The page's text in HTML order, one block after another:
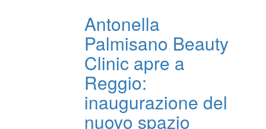
Antonella
Palmisano Beauty
Clinic apre a
Reggio:
inaugurazione del
nuovo spazio